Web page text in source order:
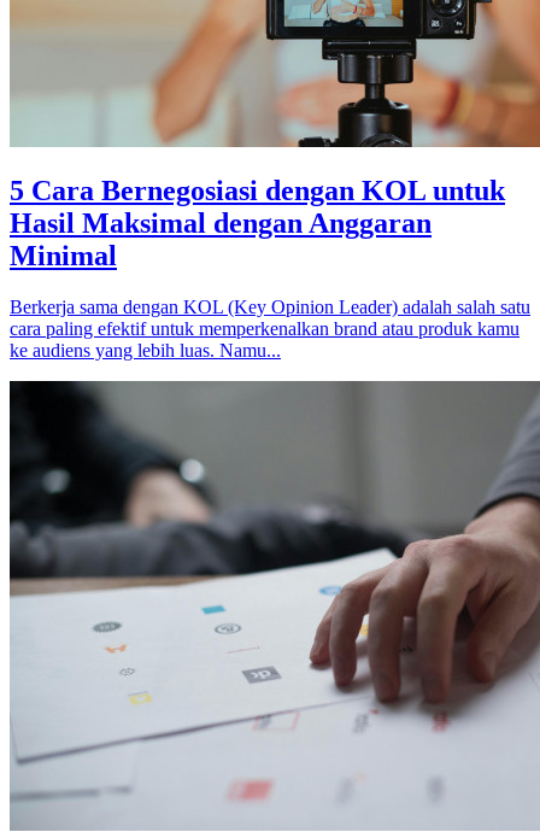
5 Cara Bernegosiasi dengan KOL untuk
Hasil Maksimal dengan Anggaran
Minimal
Berkerja sama dengan KOL (Key Opinion Leader) adalah salah satu
cara paling efektif untuk memperkenalkan brand atau produk kamu
ke audiens yang lebih luas. Namu...